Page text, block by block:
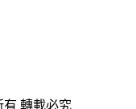
有 轉載必究